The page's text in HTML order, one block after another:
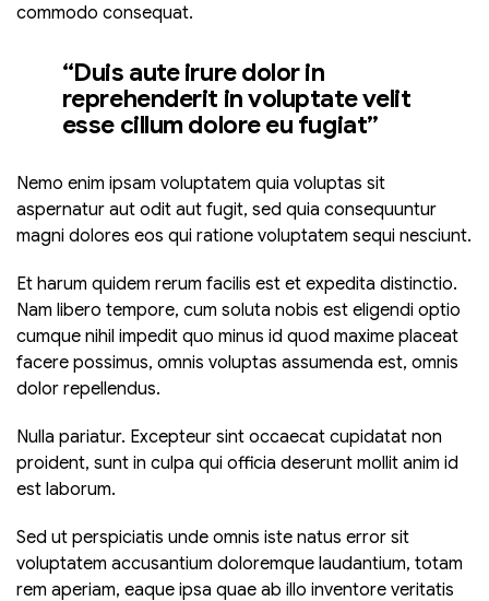
commodo consequat.
“Duis aute irure dolor in
reprehenderit in voluptate velit
esse cillum dolore eu fugiat”
Nemo enim ipsam voluptatem quia voluptas sit
aspernatur aut odit aut fugit, sed quia consequuntur
magni dolores eos qui ratione voluptatem sequi nesciunt.
Et harum quidem rerum facilis est et expedita distinctio.
Nam libero tempore, cum soluta nobis est eligendi optio
cumque nihil impedit quo minus id quod maxime placeat
facere possimus, omnis voluptas assumenda est, omnis
dolor repellendus.
Nulla pariatur. Excepteur sint occaecat cupidatat non
proident, sunt in culpa qui officia deserunt mollit anim id
est laborum.
Sed ut perspiciatis unde omnis iste natus error sit
voluptatem accusantium doloremque laudantium, totam
rem aperiam, eaque ipsa quae ab illo inventore veritatis